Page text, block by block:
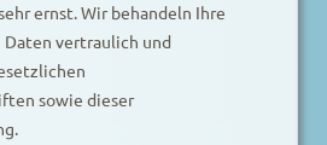
ernst. Wir behandeln Ihre
vertraulich und
sowie dieser